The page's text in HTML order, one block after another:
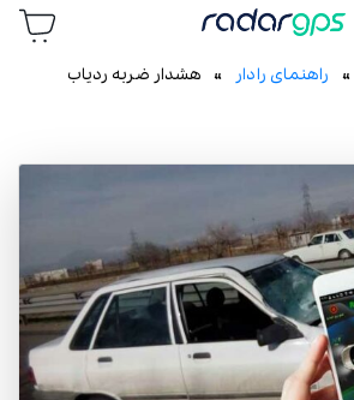
رادار جی پی اس
» راهنمای رادار
» هشدار ضربه ردیاب